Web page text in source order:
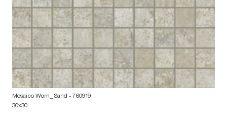
Mosaico Worn_Sand - 760919
30x30